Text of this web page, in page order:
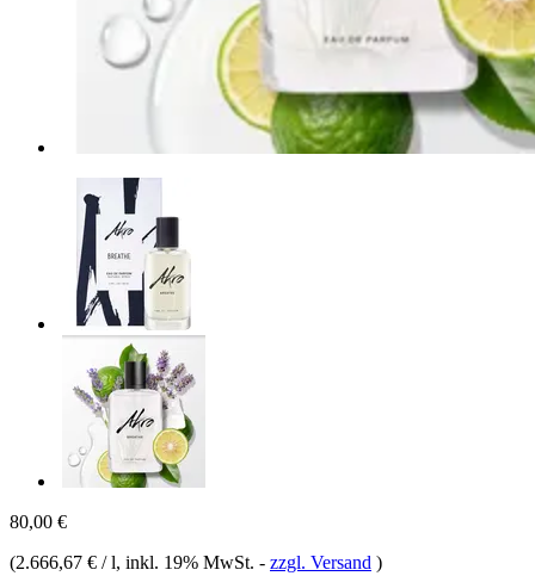
80,00 €
(2.666,67 € / l, inkl. 19% MwSt. - zzgl. Versand )